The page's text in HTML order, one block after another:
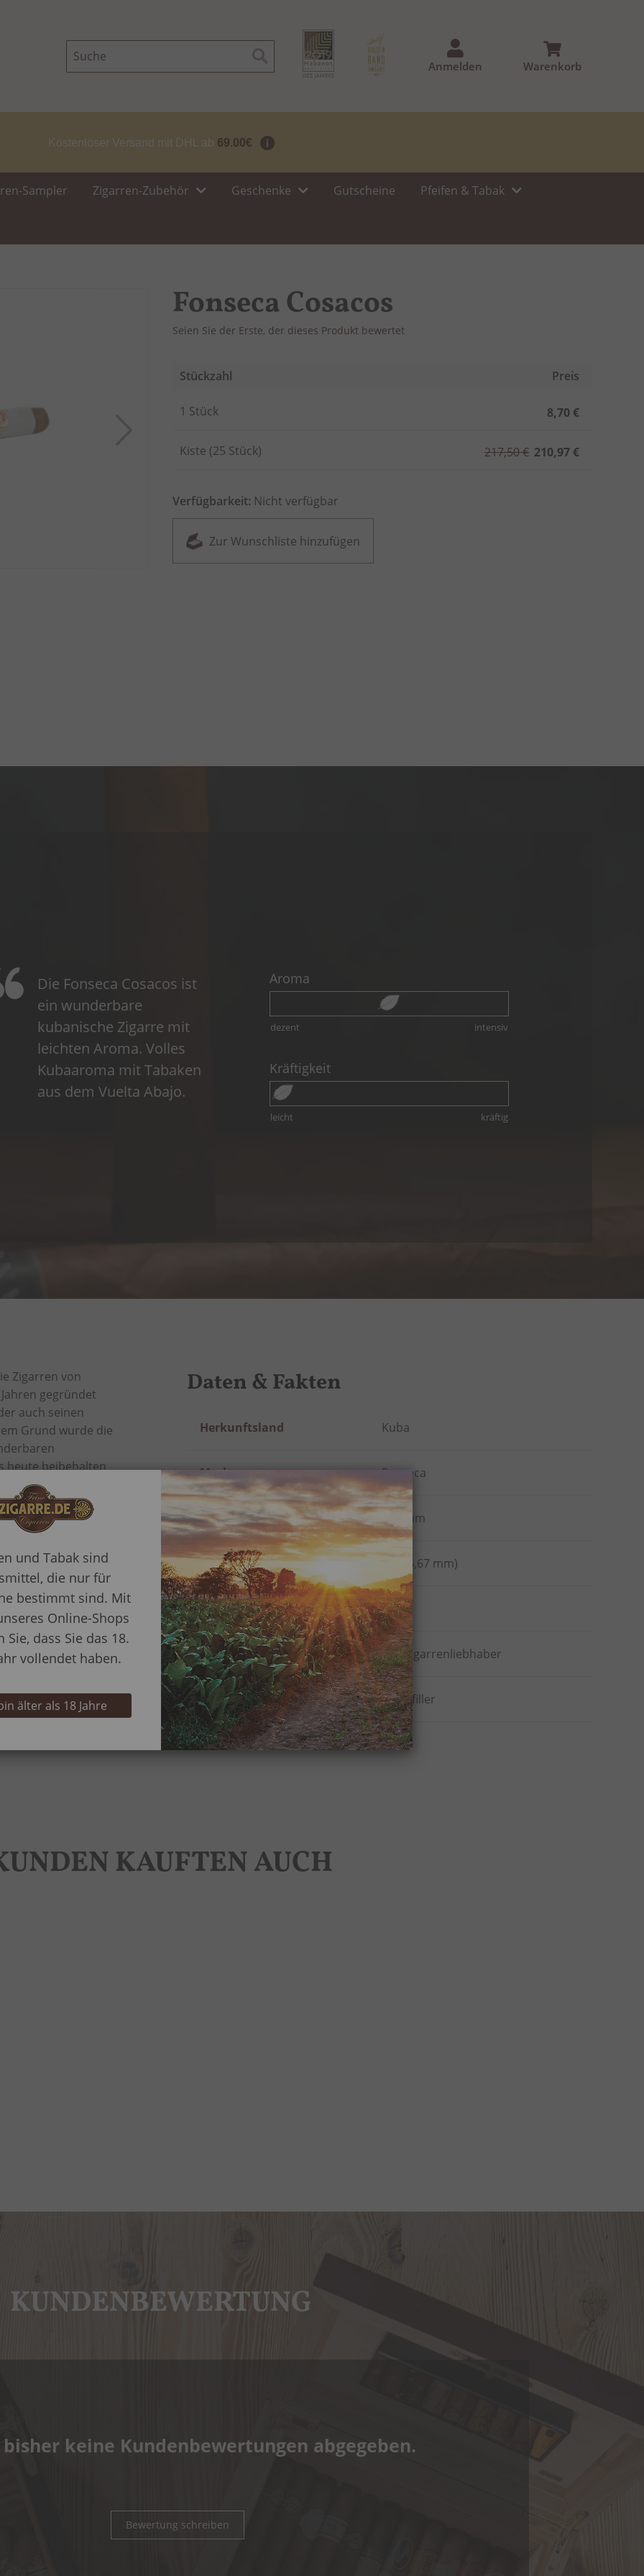
Warenkorb
Suche
Anmelden
Kostenloser Versand mit DHL ab 69.00€.
Sampler Zigarren-Zubehör Geschenke Gutscheine Pfeifen & Tabak
Fonseca Cosacos
Seien Sie der Erste, der dieses Produkt bewertet
für
Produkt
Stückzahl Preis
1 Stück 8,70 €
Kiste (25 Stück) 210,97 €
217,50 €
Verfügbarkeit: Nicht verfügbar
Zur Wunschliste hinzufügen
Die Fonseca Cosacos ist
ein wunderbare
kubanische Zigarre mit
leichten Aroma. Volles
Kubaaroma mit Tabaken
aus dem Vuelta Abajo.
Aroma
dezent intensiv
Kräftigkeit
leicht kräftig
Zigarren von
gegründet
auch seinen
Grund wurde die
heute beibehalten
Die
Vuelta Abajo.
leicht im
zu einem guten
von 16,67mm,
verspricht einen
Daten & Fakten
Mehr
Herkunftsland Kuba
Marke Fonseca
Länge 135 mm
Ringmaß 42 (16,67 mm)
Rauchdauer in Minuten 40
Rauchertyp Alle Zigarrenliebhaber
Herstellungsart Shortfiller
KAUFTEN AUCH
KUNDENBEWERTUNG
bisher keine Kundenbewertungen abgegeben.
Bewertung schreiben
und Tabak sind
die nur für
bestimmt sind. Mit
Online-Shops
Sie, dass Sie das 18.
vollendet haben.
älter als 18 Jahre